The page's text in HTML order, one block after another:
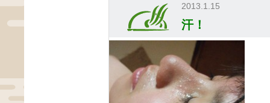
2013.1.15
汗！